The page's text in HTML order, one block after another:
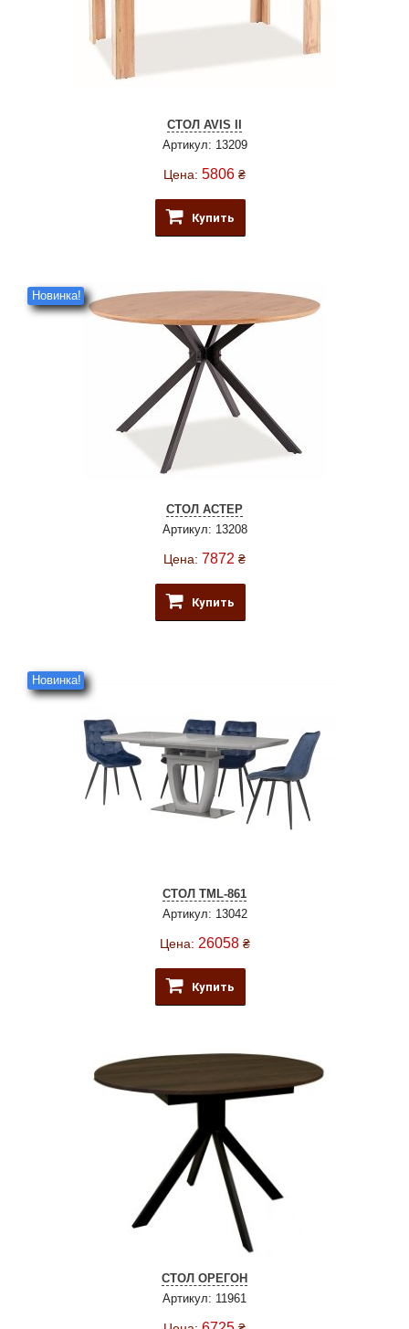
СТОЛ AVIS II
Артикул: 13209
Цена: 5806 ₴
Купить
Новинка!
СТОЛ АСТЕР
Артикул: 13208
Цена: 7872 ₴
Купить
Новинка!
СТОЛ TML-861
Артикул: 13042
Цена: 26058 ₴
Купить
СТОЛ ОРЕГОН
Артикул: 11961